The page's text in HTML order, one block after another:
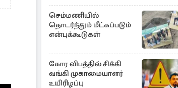
செம்மணியில்
தொடர்ந்தும் மீட்கப்படும்
என்புக்கூடுகள்
கோர விபத்தில் சிக்கி
வங்கி முகாமையாளர்
உயிரிழப்பு